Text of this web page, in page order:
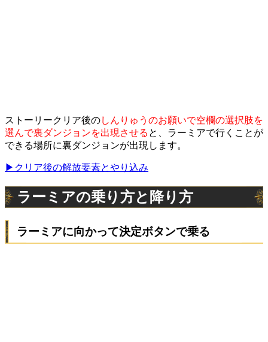
ストーリークリア後のしんりゅうのお願いで空欄の選択肢を
選んで裏ダンジョンを出現させる と、ラーミアで行くことが
できる場所に裏ダンジョンが出現します。
▶︎クリア後の解放要素とやり込み
ラーミアの乗り方と降り方
ラーミアに向かって決定ボタンで乗る